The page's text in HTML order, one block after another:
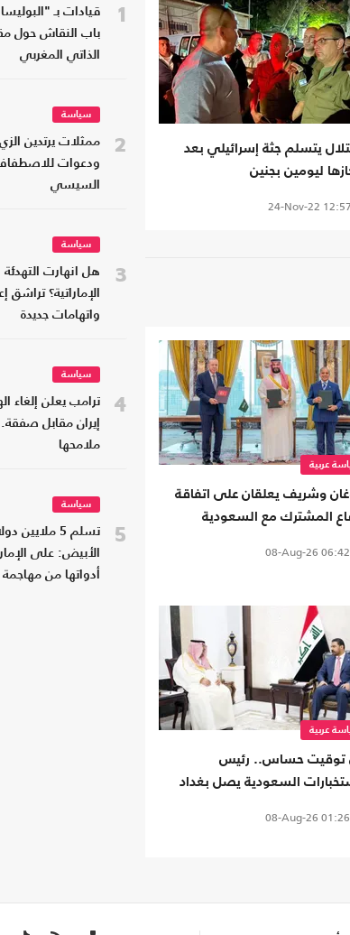
يتسلم جثة إسرائيلي بعد
ليومين بجنين
24-Nov-22
عربية
وشريف يعلقان على اتفاقة
المشترك مع السعودية
08-Aug-26
عربية
حساس.. رئيس
السعودية يصل بغداد
08-Aug-26
1
قيادات بـ
باب النقاش حول
الذاتي المغربي
2
سياسة
ممثلات يرتدين
ودعوات
السيسي
3
سياسة
هل انهارت
الإماراتية؟ تراشق
واتهامات جديدة
4
سياسة
ترامب يعلن إلغاء
إيران مقابل
ملامحها
5
سياسة
تسلم 5 ملايين
الأبيض: على
أدواتها من